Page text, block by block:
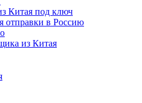
Китая под ключ
отправки в Россию
из Китая